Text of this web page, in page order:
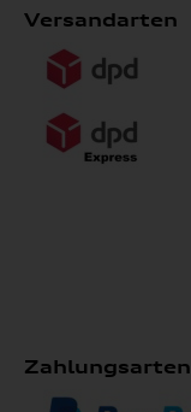
Versandarten
Zahlungsarten